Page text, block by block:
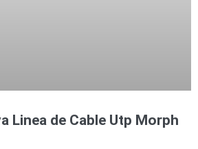
Linea de Cable Utp Morph